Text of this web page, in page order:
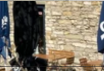
© Kreis Paderborn | Wirtschaft & Tourismus |CC-BY-SA